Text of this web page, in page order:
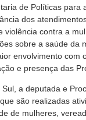
de Políticas para
dos
violência contra a
sobre a saúde da
envolvimento com
e presença das
a deputada e
são realizadas
de mulheres,